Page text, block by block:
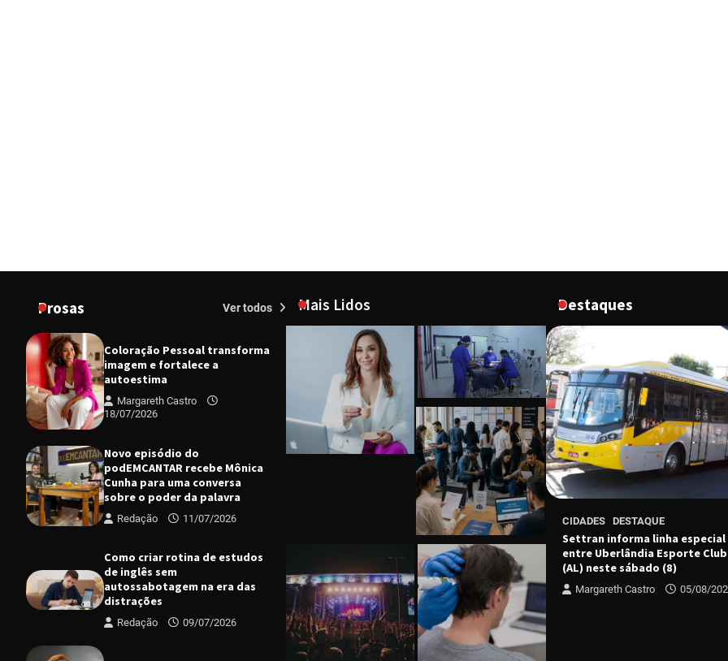
Prosas Ver todos
Coloração Pessoal transforma
imagem e fortalece a
autoestima
Margareth Castro
18/07/2026
Novo episódio do
podEMCANTAR recebe Mônica
Cunha para uma conversa
sobre o poder da palavra
Redação 11/07/2026
Como criar rotina de estudos
de inglês sem
autossabotagem na era das
distrações
Redação 09/07/2026
Mais Lidos Destaques
Programa de Economia Criativa premia
projetos e forma nova turma em Uberaba
Margareth Castro 04/08/2026
CIDADES DESTAQUE
Settran informa linha
entre Uberlândia Esporte
(AL) neste sábado (8)
Margareth Castro 05/08/